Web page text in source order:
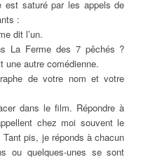
est saturé par les appels de
:
dit l’un.
La Ferme des 7 pêchés ?
une autre comédienne.
de votre nom et votre
dans le film. Répondre à
chez moi souvent le
pis, je réponds à chacun
ou quelques-unes se sont